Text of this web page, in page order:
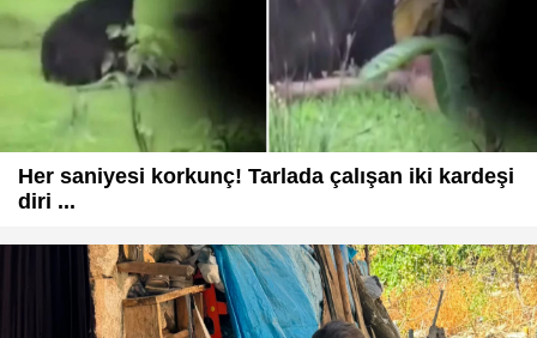
Her saniyesi korkunç! Tarlada çalışan iki kardeşi
diri ...